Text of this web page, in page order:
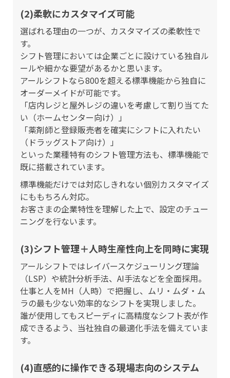
(2)柔軟にカスタマイズ可能
選ばれる理由の一つが、カスタマイズの柔軟性で
す。
シフト管理においては企業ごとに設けている独自ル
ールや細かな要望があるかと思います。
アールシフトなら800を超える標準機能から独自に
オーダーメイドが可能です。
「店内レジと屋外レジの違いを考慮して割り当てた
い（ホームセンター向け）」
「薬剤師と登録販売者を確実にシフトに入れたい
（ドラッグストア向け）」
といった業種特有のシフト管理方法も、標準機能で
既に搭載されています。
標準機能だけでは対応しきれない個別カスタマイズ
にももちろん対応。
お客さまの企業特性を理解した上で、設定のチュー
ニングを行ないます。
(3)シフト管理＋人時生産性向上を同時に実現
アールシフトではレイバースケジューリング理論
（LSP）や統計分析手法、AI手法などを全面採用。
仕事と人をMH（人時）で把握し、ムリ・ムダ・ム
ラの最も少ない効率的なシフトを実現しました。
誰が使用してもスピーディに高精度なシフト表が作
成できるよう、当社独自の最適化手法を備えていま
す。
(4)直感的に操作できる現場志向のシステム